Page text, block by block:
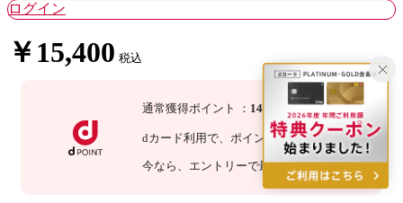
ログイン
￥15,400 税込
通常獲得ポイント ： 140
dカード利用で、 ポイント3倍 ： 420
今なら 、エントリーで最大 倍！詳細